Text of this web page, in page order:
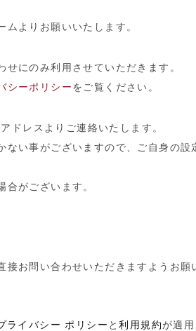
よりお願いいたします。
にのみ利用させていただきます。
シーポリシー をご覧ください。
ドレスよりご連絡いたします。
い事がございますので、ご自身の設
がございます。
お問い合わせいただきますようお願
ライバシー ポリシー と利用規約が適用